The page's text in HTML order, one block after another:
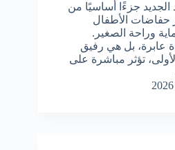
الجديد جزءًا أساسيًا من
حفاضات الأطفال
وراحة الصغير.
عابرة، بل هي رفيق
تؤثر مباشرة على